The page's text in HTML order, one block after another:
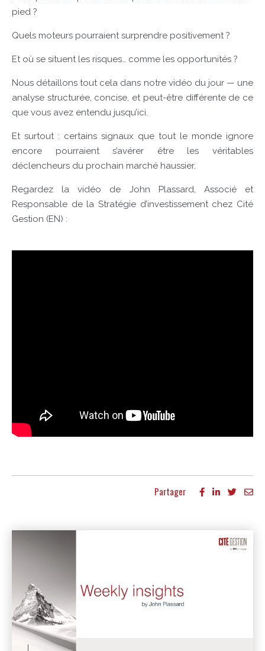
pied ?
Quels moteurs pourraient surprendre positivement ?
Et où se situent les risques… comme les opportunités ?
Nous détaillons tout cela dans notre vidéo du jour — une
analyse structurée, concise, et peut-être différente de ce
que vous avez entendu jusqu’ici.
Et surtout : certains signaux que tout le monde ignore
encore pourraient s’avérer être les véritables
déclencheurs du prochain marché haussier.
Regardez la vidéo de John Plassard, Associé et
Responsable de la Stratégie d’investissement chez Cité
Gestion (EN) :
Partager